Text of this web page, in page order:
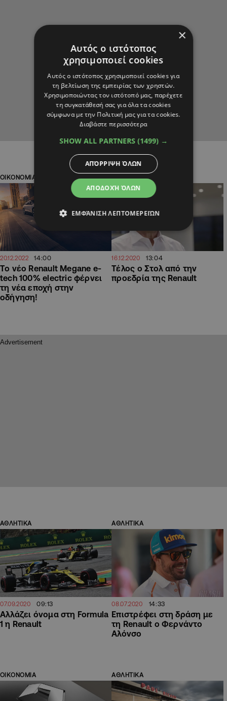
ΟΙΚΟΝΟΜΙΑ
20.12.2022 14:00
To νέο Renault Megane e-
tech 100% electric φέρνει
τη νέα εποχή στην
οδήγηση!
ΑΘΛΗΤΙΚΑ
16.12.2020 13:04
Τέλος ο Στολ από την
προεδρία της Renault
ΑΘΛΗΤΙΚΑ
07.09.2020 09:13
Αλλάζει όνομα στη Formula
1 η Renault
ΑΘΛΗΤΙΚΑ
08.07.2020 14:33
Επιστρέφει στη δράση με
τη Renault ο Φερνάντο
Αλόνσο
ΟΙΚΟΝΟΜΙΑ ΑΘΛΗΤΙΚΑ
×
Αυτός ο ιστότοπος
χρησιμοποιεί cookies
Αυτός ο ιστότοπος χρησιμοποιεί cookies για
τη βελτίωση της εμπειρίας των χρηστών.
Χρησιμοποιώντας τον ιστότοπό μας, παρέχετε
τη συγκατάθεσή σας για όλα τα cookies
σύμφωνα με την Πολιτική μας για τα cookies.
Διαβάστε περισσότερα
SHOW ALL PARTNERS (1499) →
ΑΠΟΔΟΧΉ ΌΛΩΝ
ΑΠΌΡΡΙΨΗ ΌΛΩΝ
ΕΜΦΆΝΙΣΗ ΛΕΠΤΟΜΕΡΕΙΏΝ